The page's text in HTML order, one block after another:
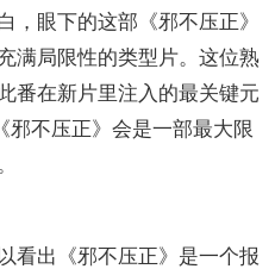
，眼下的这部《邪不压正》
满局限性的类型片。这位熟
番在新片里注入的最关键元
邪不压正》会是一部最大限
看出《邪不压正》是一个报